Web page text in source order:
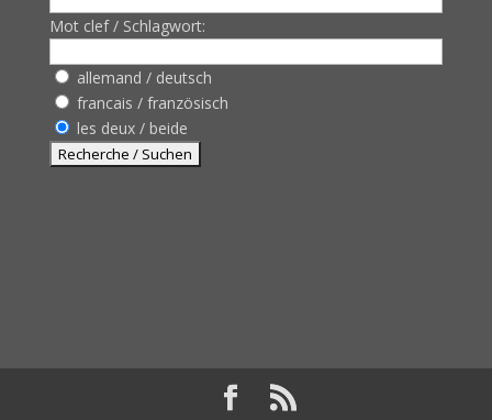
Mot clef / Schlagwort:
allemand / deutsch
francais / französisch
les deux / beide